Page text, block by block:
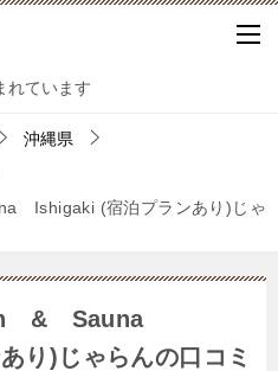
れています
沖縄県
(宿泊プランあり)じゃ
& Sauna
り)じゃらんの口コミ